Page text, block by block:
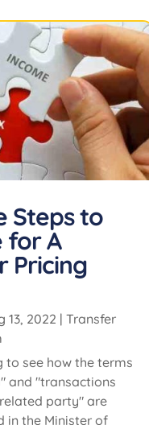
Steps to
for A
Pricing
13, 2022 |Transfer
to see how the terms
and "transactions
party" are
in the Minister of